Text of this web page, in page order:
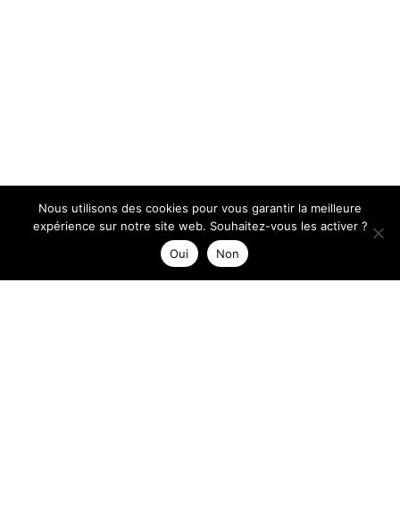
Nous utilisons des cookies pour vous garantir la meilleure
expérience sur notre site web. Souhaitez-vous les activer ?
Oui
Non